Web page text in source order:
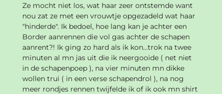
Ze mocht niet los, wat haar zeer ontstemde want
nou zat ze met een vrouwtje opgezadeld wat haar
"hinderde". Ik bedoel, hoe lang kan je achter een
Border aanrennen die vol gas achter de schapen
aanrent?! Ik ging zo hard als ik kon...trok na twee
minuten al mn jas uit die ik neergooide ( net niet
in de schapenpoep ), na vier minuten mn dikke
wollen trui ( in een verse schapendrol ), na nog
meer rondjes rennen twijfelde ik of ik ook mn shirt